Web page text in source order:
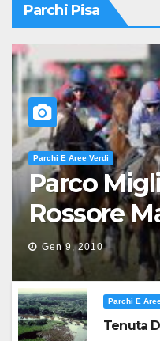
Parchi Pisa
Parchi E Aree Verdi
Parco
Rossore
Gen 9, 2010
Parchi E
Tenuta